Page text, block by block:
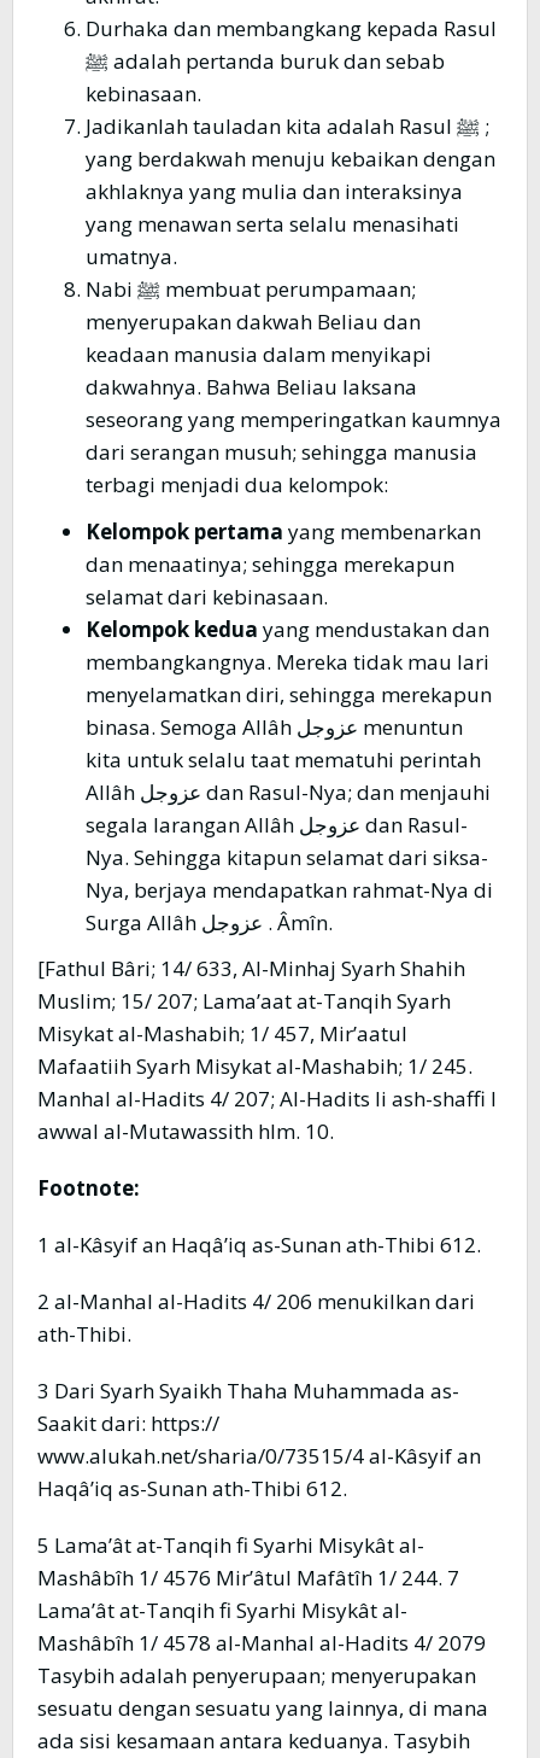
Durhaka dan membangkang kepada Rasul
ﷺ adalah pertanda buruk dan sebab
kebinasaan.
Jadikanlah tauladan kita adalah Rasul ﷺ ;
yang berdakwah menuju kebaikan dengan
akhlaknya yang mulia dan interaksinya
yang menawan serta selalu menasihati
umatnya.
Nabi ﷺ membuat perumpamaan;
menyerupakan dakwah Beliau dan
keadaan manusia dalam menyikapi
dakwahnya. Bahwa Beliau laksana
seseorang yang memperingatkan kaumnya
dari serangan musuh; sehingga manusia
terbagi menjadi dua kelompok:
Kelompok pertama yang membenarkan
dan menaatinya; sehingga merekapun
selamat dari kebinasaan.
Kelompok kedua yang mendustakan dan
membangkangnya. Mereka tidak mau lari
menyelamatkan diri, sehingga merekapun
binasa. Semoga Allâh عزوجل menuntun
kita untuk selalu taat mematuhi perintah
Allâh عزوجل dan Rasul-Nya; dan menjauhi
segala larangan Allâh عزوجل dan Rasul-
Nya. Sehingga kitapun selamat dari siksa-
Nya, berjaya mendapatkan rahmat-Nya di
Surga Allâh عزوجل . Âmîn.
[Fathul Bâri; 14/ 633, Al-Minhaj Syarh Shahih
Muslim; 15/ 207; Lama’aat at-Tanqih Syarh
Misykat al-Mashabih; 1/ 457, Mir’aatul
Mafaatiih Syarh Misykat al-Mashabih; 1/ 245.
Manhal al-Hadits 4/ 207; Al-Hadits li ash-shaffi l
awwal al-Mutawassith hlm. 10.
Footnote:
1 al-Kâsyif an Haqâ’iq as-Sunan ath-Thibi 612.
2 al-Manhal al-Hadits 4/ 206 menukilkan dari
ath-Thibi.
3 Dari Syarh Syaikh Thaha Muhammada as-
Saakit dari: https://
www.alukah.net/sharia/0/73515/4 al-Kâsyif an
Haqâ’iq as-Sunan ath-Thibi 612.
5 Lama’ât at-Tanqih fi Syarhi Misykât al-
Mashâbîh 1/ 4576 Mir’âtul Mafâtîh 1/ 244. 7
Lama’ât at-Tanqih fi Syarhi Misykât al-
Mashâbîh 1/ 4578 al-Manhal al-Hadits 4/ 2079
Tasybih adalah penyerupaan; menyerupakan
sesuatu dengan sesuatu yang lainnya, di mana
ada sisi kesamaan antara keduanya. Tasybih